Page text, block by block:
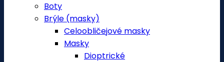
Boty
Brýle (masky)
Celoobličejové masky
Masky
Dioptrické